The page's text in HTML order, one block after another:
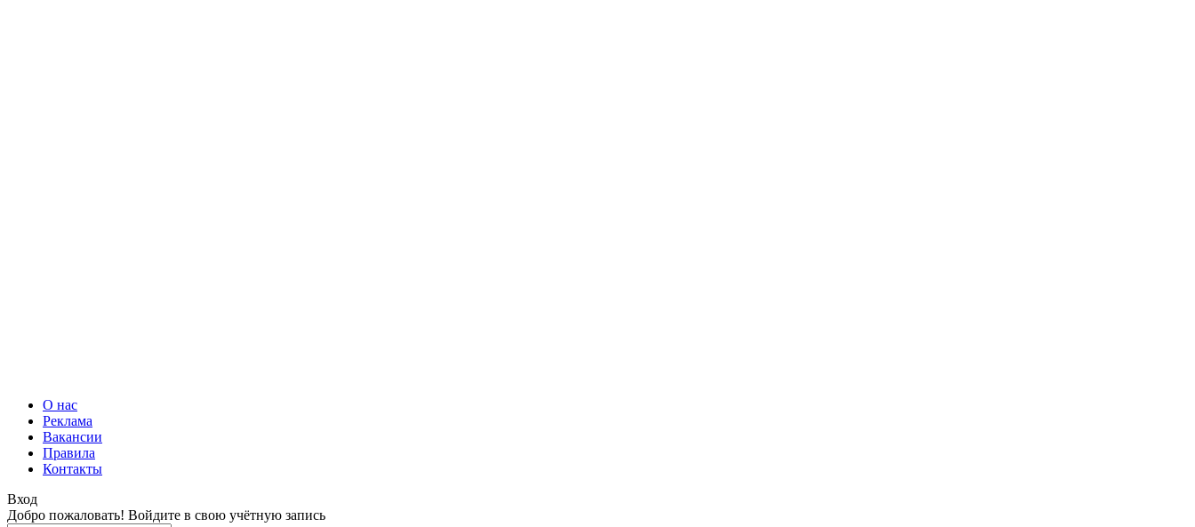
О нас
Реклама
Вакансии
Правила
Контакты
Вход
Добро пожаловать! Войдите в свою учётную запись